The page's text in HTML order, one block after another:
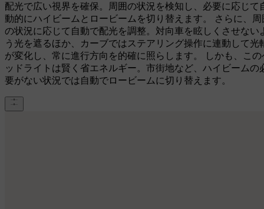
配光で広い視界を確保。周囲の状況を検知し、必要に応じて
動的にハイビームとロービームを切り替えます。 さらに、周
の状況に応じて自動で配光を調整。対向車を眩しくさせない
う光を遮るほか、カーブではステアリング操作に連動して光
が変化し、常に進行方向を的確に照らします。 しかも、この
ッドライトは賢く省エネルギー。市街地など、ハイビームの
要がない状況では自動でロービームに切り替えます。